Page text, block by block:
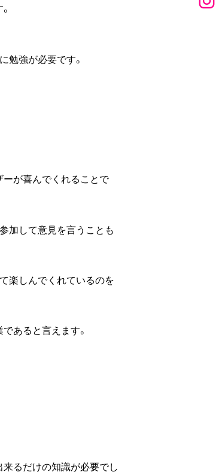
勉強が必要です。
が喜んでくれることで
加して意見を言うことも
楽しんでくれているのを
あると言えます。
るだけの知識が必要でし